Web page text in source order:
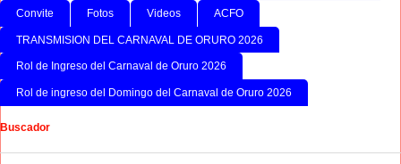
Convite Fotos Videos ACFO
TRANSMISION DEL CARNAVAL DE ORURO 2026
Rol de Ingreso del Carnaval de Oruro 2026
Rol de ingreso del Domingo del Carnaval de Oruro 2026
Buscador